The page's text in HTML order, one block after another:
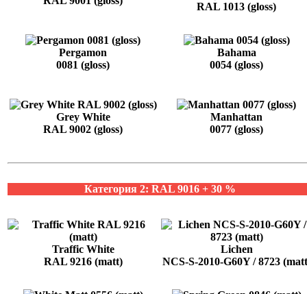
RAL 1013 (gloss)
Pergamon
0081 (gloss)
Bahama
0054 (gloss)
Grey White
RAL 9002 (gloss)
Manhattan
0077 (gloss)
Категория 2: RAL 9016 + 30 %
Traffic White
RAL 9216 (matt)
Lichen
NCS-S-2010-G60Y / 8723